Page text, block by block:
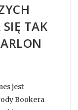
TAK
jest
Bookera